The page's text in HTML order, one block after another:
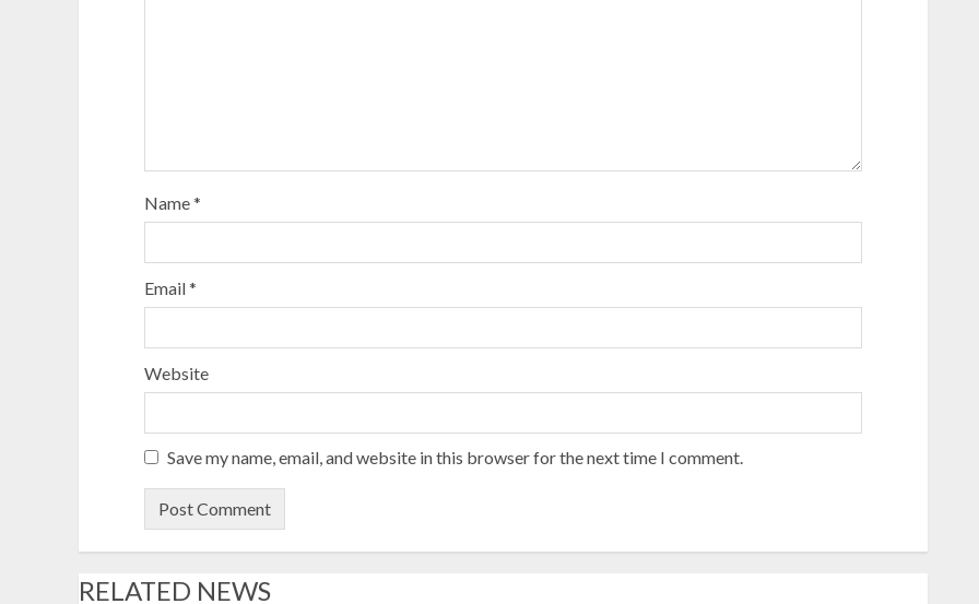
Name*
Email*
Website
Save my name, email, and website in this browser for the next time I comment.
RELATED NEWS